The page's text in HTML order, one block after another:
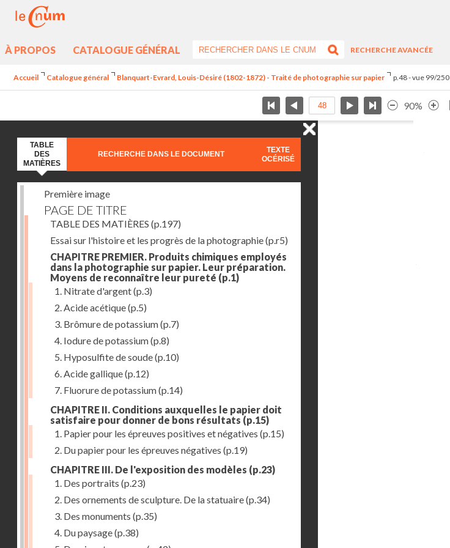
À PROPOS CATALOGUE GÉNÉRAL
RECHERCHE AVANCÉE
Accueil Catalogue général Blanquart-Evrard, Louis-Désiré (1802-1872) - Traité de photographie sur papier p.48 - vue 99/250
90%
TABLE
DES
MATIÈRES
RECHERCHE DANS LE DOCUMENT
TEXTE
OCÉRISÉ
Première image
PAGE DE TITRE
TABLE DES MATIÈRES (p.197)
Essai sur l'histoire et les progrès de la photographie(p.r5)
CHAPITRE PREMIER. Produits chimiques employés
dans la photographie sur papier. Leur préparation.
Moyens de reconnaître leur pureté (p.1)
1. Nitrate d'argent(p.3)
2. Acide acétique(p.5)
3. Brômure de potassium(p.7)
4. Iodure de potassium(p.8)
5. Hyposulfite de soude(p.10)
6. Acide gallique(p.12)
7. Fluorure de potassium(p.14)
CHAPITRE II. Conditions auxquelles le papier doit
satisfaire pour donner de bons résultats (p.15)
1. Papier pour les épreuves positives et négatives (p.15)
2. Du papier pour les épreuves négatives (p.19)
CHAPITRE III. De l'exposition des modèles (p.23)
1. Des portraits (p.23)
2. Des ornements de sculpture. De la statuaire(p.34)
3. Des monuments (p.35)
4. Du paysage(p.38)